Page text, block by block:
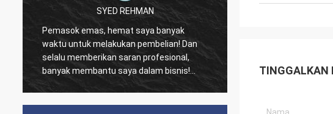
SYED REHMAN
Pemasok emas, hemat saya banyak
waktu untuk melakukan pembelian! Dan
selalu memberikan saran profesional,
banyak membantu saya dalam bisnis!
Terima kasih! Semuanya dalam urutan
dan servis yang
TINGGALKAN